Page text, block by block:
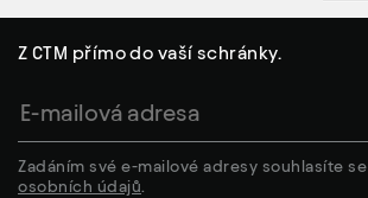
Z CTM přímo do vaší schránky.
Zadáním své e-mailové adresy souhlasíte se
osobních údajů.